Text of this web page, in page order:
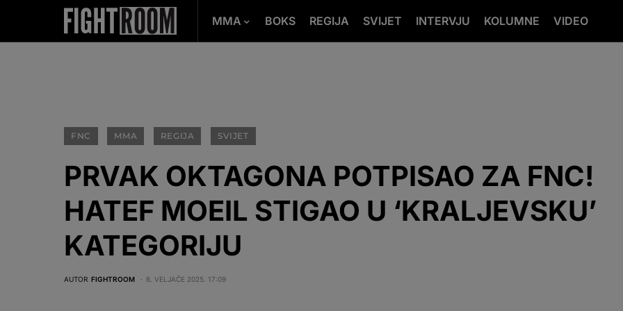
MMA BOKS REGIJA SVIJET INTERVJU KOLUMNE VIDEO
FNC MMA REGIJA SVIJET
PRVAK OKTAGONA POTPISAO ZA FNC!
HATEF MOEIL STIGAO U ‘KRALJEVSKU’
KATEGORIJU
AUTOR FIGHTROOM 6. VELJAČE 2025. 17:09